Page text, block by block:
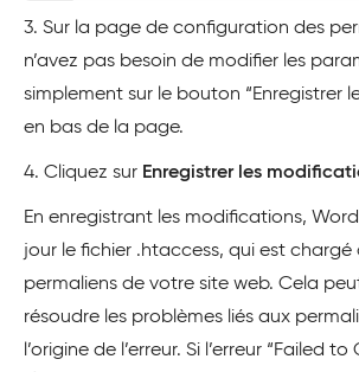
3. Sur la page de configuration des
n’avez pas besoin de modifier les
simplement sur le bouton “Enregistrer
en bas de la page.
4. Cliquez sur Enregistrer les
En enregistrant les modifications,
jour le fichier .htaccess, qui est chargé
permaliens de votre site web. Cela
résoudre les problèmes liés aux
l’origine de l’erreur. Si l’erreur “Failed